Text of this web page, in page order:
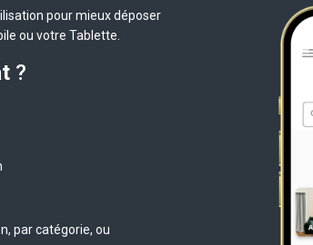
pour mieux déposer
ou votre Tablette.
?
par catégorie, ou